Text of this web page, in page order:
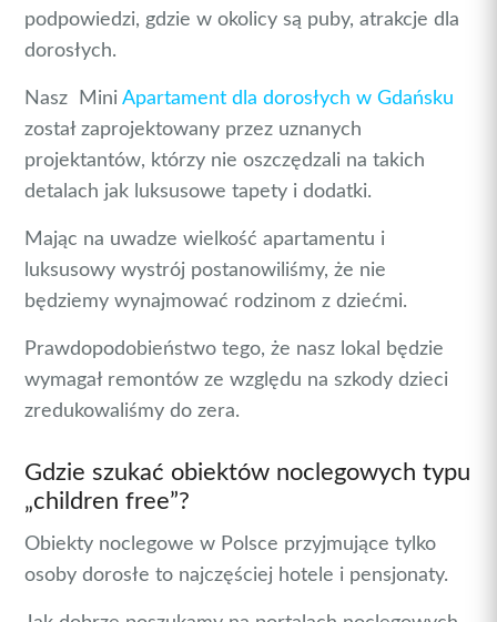
podpowiedzi, gdzie w okolicy są puby, atrakcje dla
dorosłych.
Nasz MiniApartament dla dorosłych w Gdańsku
został zaprojektowany przez uznanych
projektantów, którzy nie oszczędzali na takich
detalach jak luksusowe tapety i dodatki.
Mając na uwadze wielkość apartamentu i
luksusowy wystrój postanowiliśmy, że nie
będziemy wynajmować rodzinom z dziećmi.
Prawdopodobieństwo tego, że nasz lokal będzie
wymagał remontów ze względu na szkody dzieci
zredukowaliśmy do zera.
Gdzie szukać obiektów noclegowych typu
„children free”?
Obiekty noclegowe w Polsce przyjmujące tylko
osoby dorosłe to najczęściej hotele i pensjonaty.